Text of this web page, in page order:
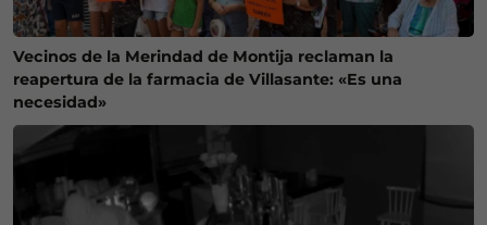
Vecinos de la Merindad de Montija reclaman la
reapertura de la farmacia de Villasante: «Es una
necesidad»